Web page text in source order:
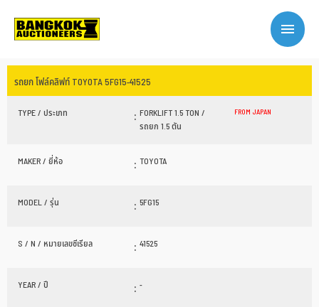
รถยก โฟล์คลิฟท์ TOYOTA 5FG15-41525
TYPE / ประเภท : FORKLIFT 1.5 TON /
รถยก 1.5 ตัน
FROM JAPAN
MAKER / ยี่ห้อ : TOYOTA
MODEL / รุ่น : 5FG15
S / N / หมายเลขซีเรียล : 41525
YEAR / ปี : -